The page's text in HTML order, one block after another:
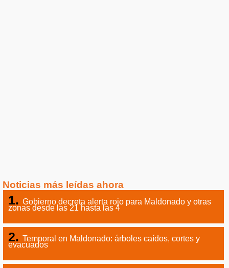
Noticias más leídas ahora
Gobierno decreta alerta rojo para Maldonado y otras
zonas desde las 21 hasta las 4
Temporal en Maldonado: árboles caídos, cortes y
evacuados